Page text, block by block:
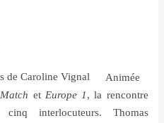
Animée
et Europe 1, la rencontre
cinq interlocuteurs. Thomas